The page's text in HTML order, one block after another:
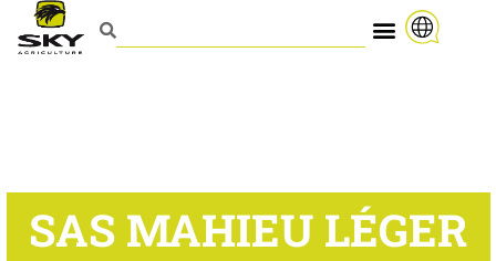
SAS MAHIEU LÉGER